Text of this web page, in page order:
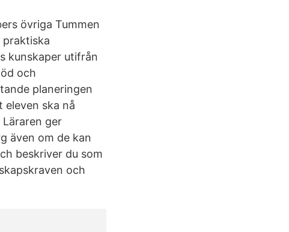
övriga Tummen
praktiska
kunskaper utifrån
och
planeringen
ska nå
ger
även om de kan
beskriver du som
och